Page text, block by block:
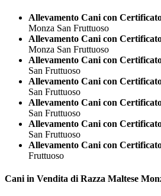
Allevamento Cani con
Monza San Fruttuoso
Allevamento Cani con
Monza San Fruttuoso
Allevamento Cani con
San Fruttuoso
Allevamento Cani con
San Fruttuoso
Allevamento Cani con
San Fruttuoso
Allevamento Cani con
San Fruttuoso
Allevamento Cani con
Fruttuoso
Cani in Vendita di Razza Maltese